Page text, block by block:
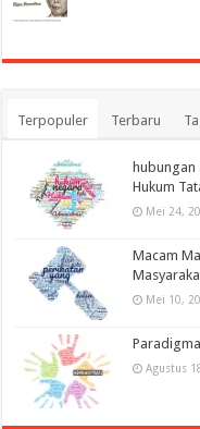
Terpopuler Terbaru
hubungan
Hukum
Mei 24,
Macam
Mei 10,
Agustus